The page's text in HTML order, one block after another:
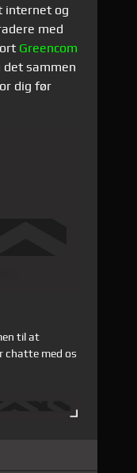
internet og
med
Greencom
det sammen
dig før
til at
chatte med os